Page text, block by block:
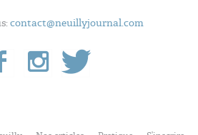
contact@neuillyjournal.com